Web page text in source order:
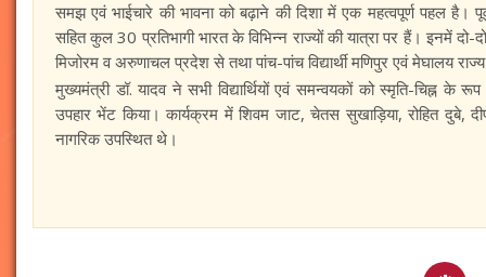
समझ एवं भाईचारे की भावना को बढ़ाने की दिशा में एक महत्वपूर्ण पहल है।
सहित कुल 30 प्रतिभागी भारत के विभिन्न राज्यों की यात्रा पर हैं। इनमें दो-
मिजोरम व अरुणाचल प्रदेश से तथा पांच-पांच विद्यार्थी मणिपुर एवं मेघालय
मुख्यमंत्री डॉ. यादव ने सभी विद्यार्थियों एवं समन्वयकों को स्मृति-
उपहार भेंट किया। कार्यक्रम में शिवम जाट, चेतस सुखाड़िया, रोहित दुबे,
नागरिक उपस्थित थे।